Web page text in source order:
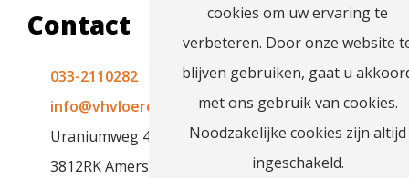
Contact
033-2110282
info@vhvloeren.nl
Uraniumweg 48
3812RK Amersfoort
cookies om uw ervaring te
verbeteren. Door onze website
blijven gebruiken, gaat u
met ons gebruik van cookies.
Noodzakelijke cookies zijn altijd
ingeschakeld.